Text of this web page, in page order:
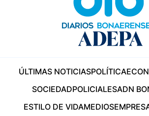
ÚLTIMAS NOTICIASPOLÍTICA
SOCIEDADPOLICIALESADN
ESTILO DE VIDAMEDIOS